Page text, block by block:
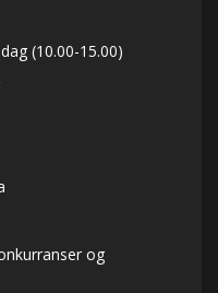
(10.00-15.00)
og